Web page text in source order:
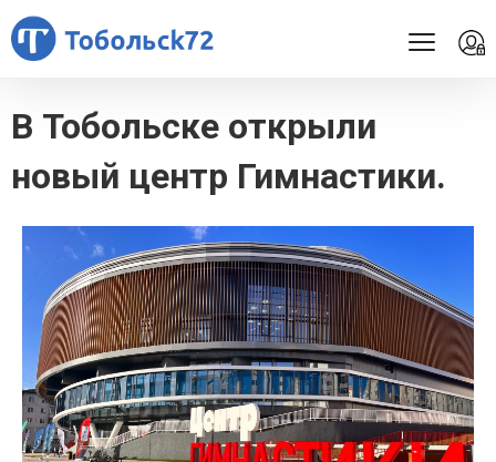
В Тобольске открыли
новый центр Гимнастики.